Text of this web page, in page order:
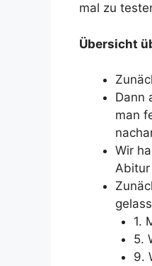
mal zu
Übersicht
Dann
man
Wir
Abitur
1.
5.
9.